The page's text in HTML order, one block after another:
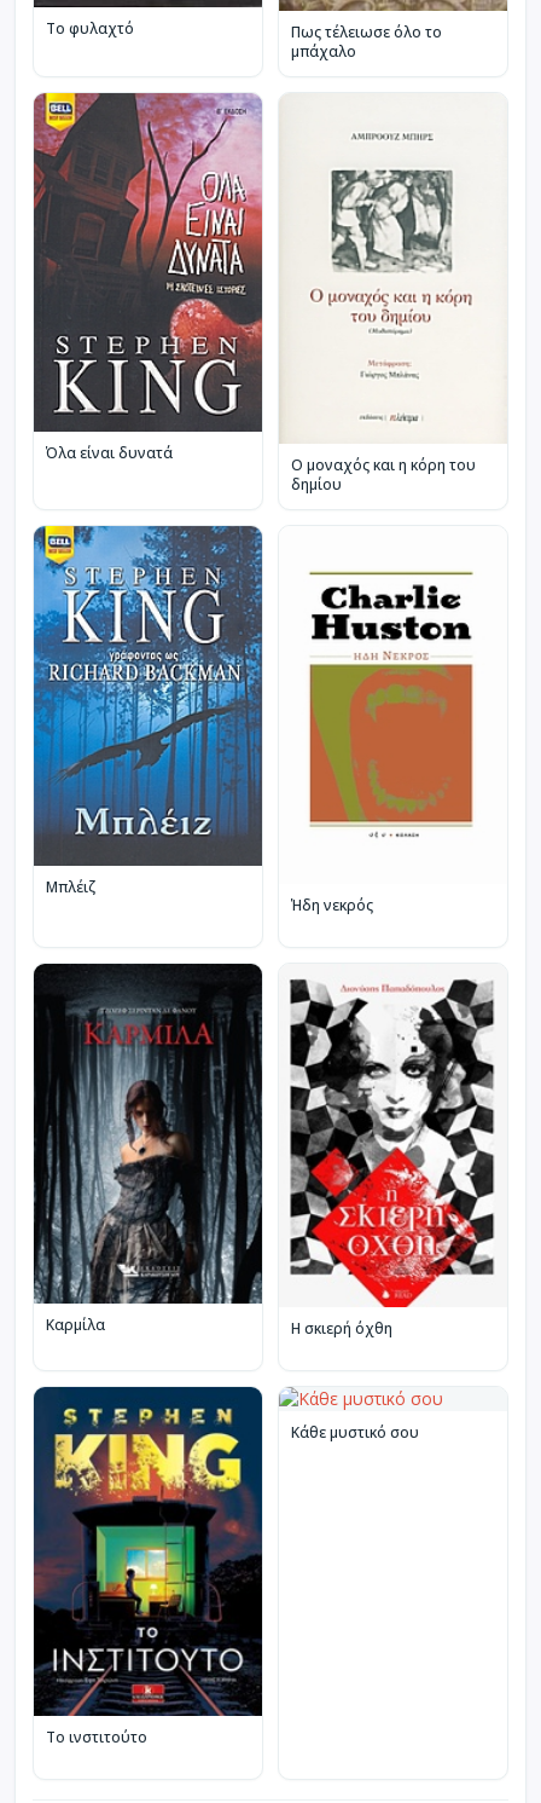
Το φυλαχτό
Πως τέλειωσε όλο το
μπάχαλο
Όλα είναι δυνατά
Ο μοναχός και η κόρη του
δημίου
Μπλέιζ
Ήδη νεκρός
Καρμίλα Η σκιερή όχθη
Το ινστιτούτο
Κάθε μυστικό σου